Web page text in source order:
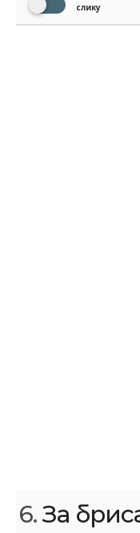
слику
6.За